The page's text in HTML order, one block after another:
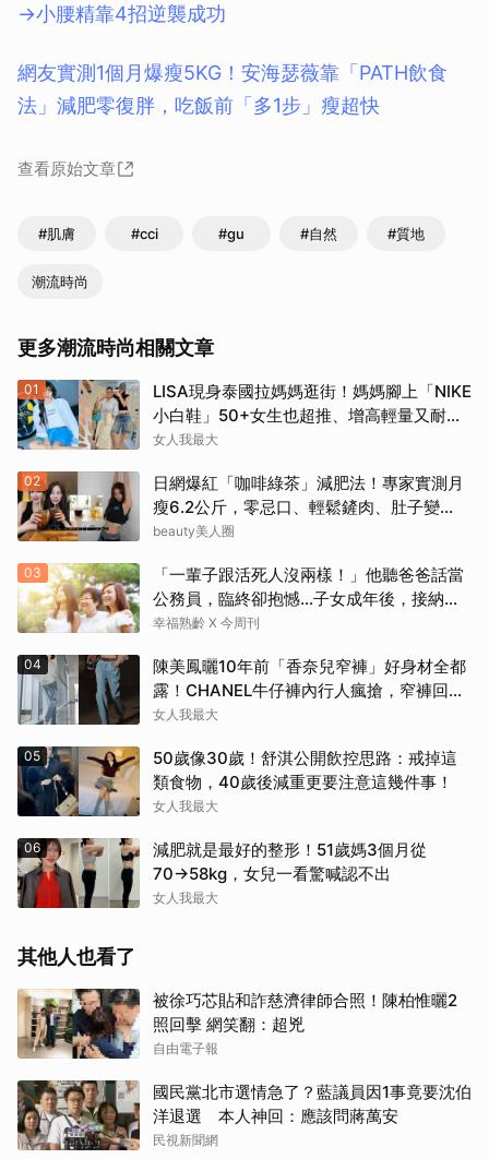
→小腰精靠4招逆襲成功
網友實測1個月爆瘦5KG！安海瑟薇靠「PATH飲食
法」減肥零復胖，吃飯前「多1步」瘦超快
查看原始文章
#肌膚 #cci #gu #自然 #質地
潮流時尚
更多潮流時尚相關文章
01
LISA現身泰國拉媽媽逛街！媽媽腳上「NIKE
小白鞋」50+女生也超推、增高輕量又耐
走！
女人我最大
02
日網爆紅「咖啡綠茶」減肥法！專家實測月
瘦6.2公斤，零忌口、輕鬆鏟肉、肚子變
小！
beauty美人圈
03
「一輩子跟活死人沒兩樣！」他聽爸爸話當
公務員，臨終卻抱憾…子女成年後，接納與
欣賞就夠了
幸福熟齡 X 今周刊
04
陳美鳳曬10年前「香奈兒窄褲」好身材全都
露！CHANEL牛仔褲內行人瘋搶，窄褲回歸
必看這幾條
女人我最大
05
50歲像30歲！舒淇公開飲控思路：戒掉這
類食物，40歲後減重更要注意這幾件事！
女人我最大
06
減肥就是最好的整形！51歲媽3個月從
70→58kg，女兒一看驚喊認不出
女人我最大
其他人也看了
被徐巧芯貼和詐慈濟律師合照！陳柏惟曬2
照回擊 網笑翻：超兇
自由電子報
國民黨北市選情急了？藍議員因1事竟要沈伯
洋退選 本人神回：應該問蔣萬安
民視新聞網
取消